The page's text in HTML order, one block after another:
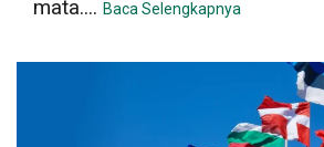
mata.... Baca Selengkapnya